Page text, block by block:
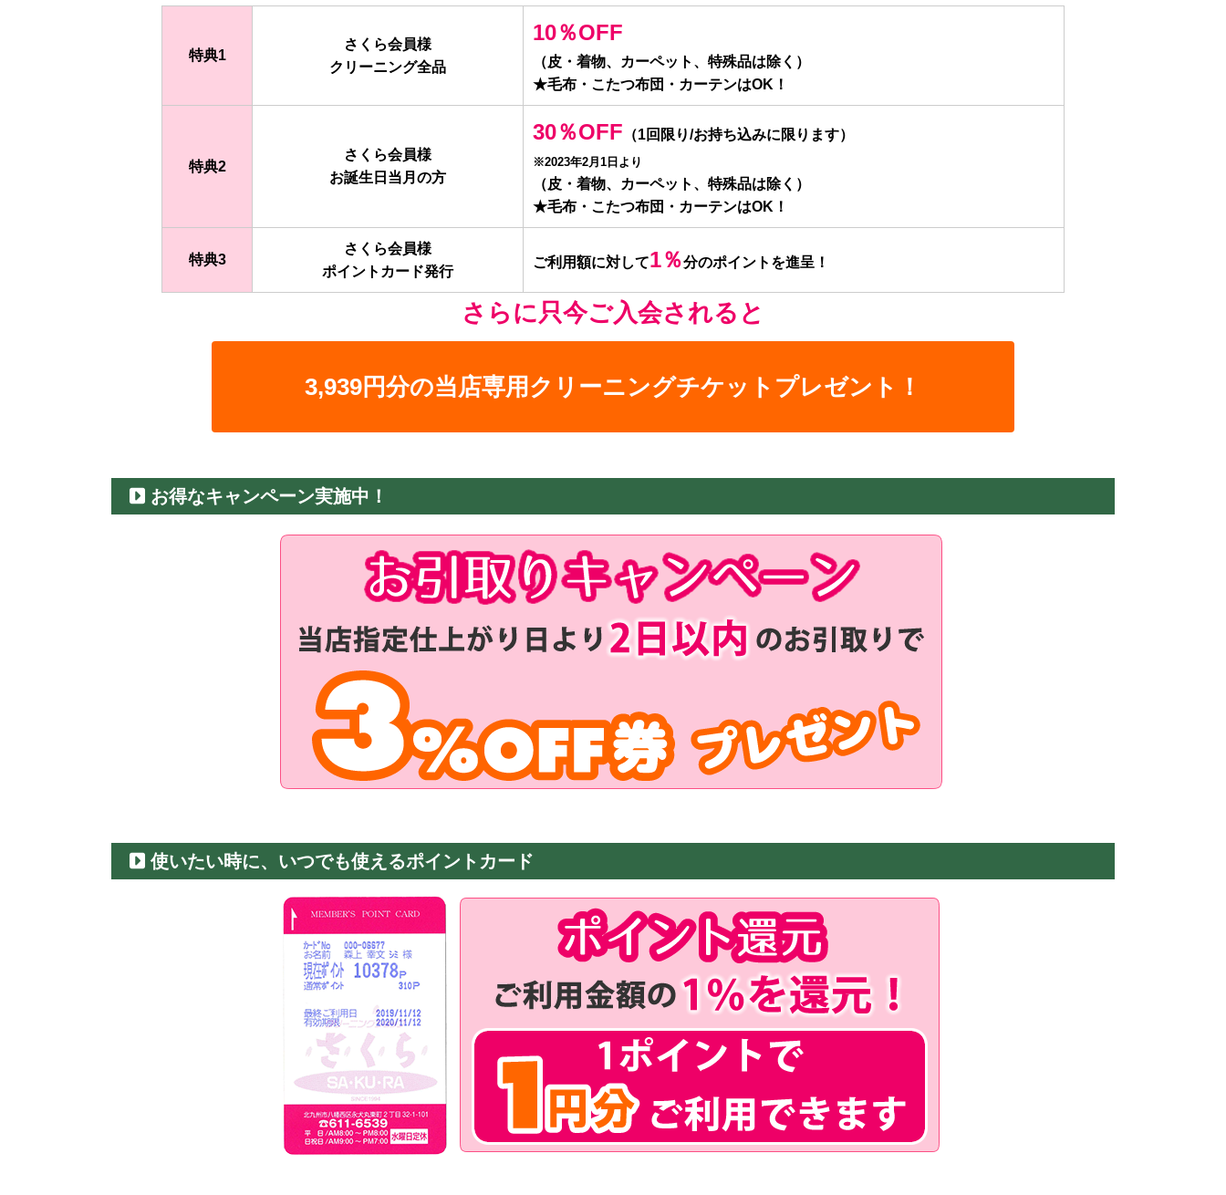
特典1
さくら会員様
クリーニング全品
10％OFF
（皮・着物、カーペット、特殊品は除く）
★毛布・こたつ布団・カーテンはOK！
特典2
さくら会員様
お誕生日当月の方
30％OFF （1回限り/お持ち込みに限ります）
※2023年2月1日より
（皮・着物、カーペット、特殊品は除く）
★毛布・こたつ布団・カーテンはOK！
特典3
さくら会員様
ポイントカード発行
ご利用額に対して1％分のポイントを進呈！
さらに只今ご入会されると
3,939円分の当店専用 クリーニングチケットプレゼント！
お得なキャンペーン実施中！
使いたい時に、いつでも使えるポイントカード